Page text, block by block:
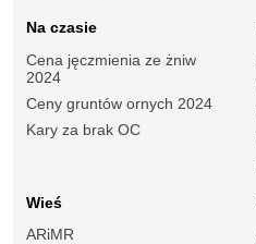
Na czasie
Cena jęczmienia ze żniw
2024
Ceny gruntów ornych 2024
Kary za brak OC
Wieś
ARiMR